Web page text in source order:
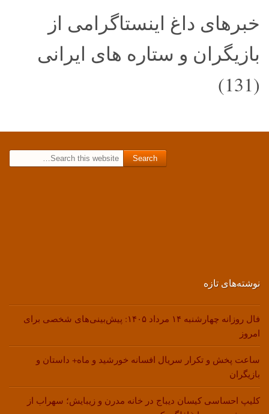
خبرهای داغ اینستاگرامی از
بازیگران و ستاره های ایرانی
(131)
نوشته‌های تازه
فال روزانه چهارشنبه ۱۴ مرداد ۱۴۰۵: پیش‌بینی‌های شخصی برای
امروز
ساعت پخش و تکرار سریال افسانه خورشید و ماه+ داستان و
بازیگران
کلیپ احساسی کیسان دیباج در خانه مدرن و زیبایش؛ سهراب از